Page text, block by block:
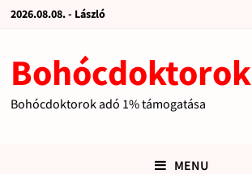
2026.08.08. - László
Bohócdoktorok
Bohócdoktorok adó 1% támogatása
MENU